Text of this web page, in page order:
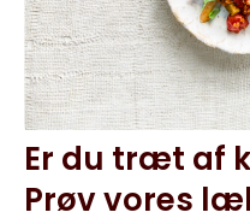
Er du træt af
Prøv vores